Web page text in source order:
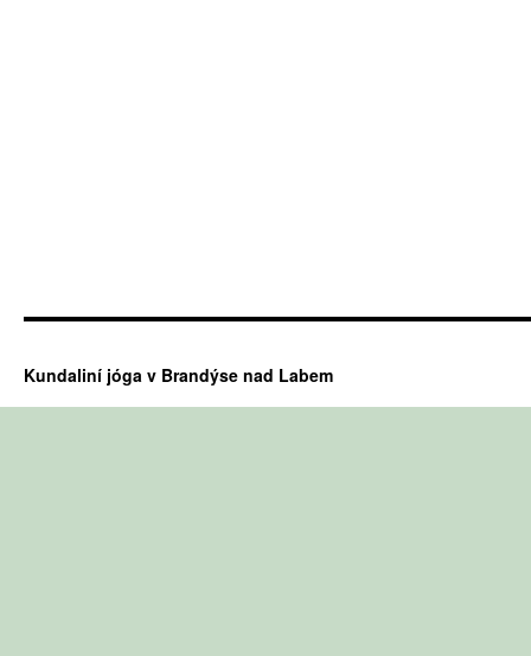
Kundaliní jóga v Brandýse nad Labem